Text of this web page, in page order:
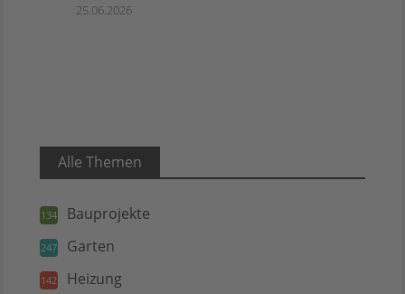
25.06.2026
Alle Themen
134 Bauprojekte
247 Garten
142 Heizung